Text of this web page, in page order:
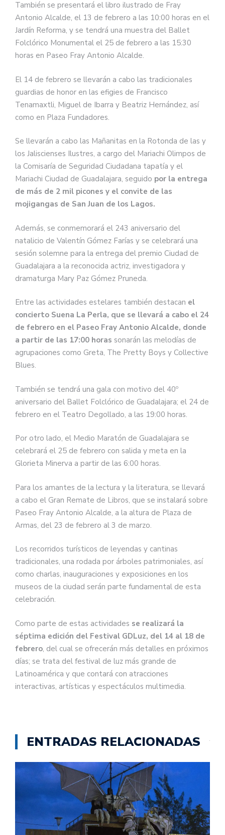
También se presentará el libro ilustrado de Fray
Antonio Alcalde, el 13 de febrero a las 10:00 horas en el
Jardín Reforma, y se tendrá una muestra del Ballet
Folclórico Monumental el 25 de febrero a las 15:30
horas en Paseo Fray Antonio Alcalde.
El 14 de febrero se llevarán a cabo las tradicionales
guardias de honor en las efigies de Francisco
Tenamaxtli, Miguel de Ibarra y Beatriz Hernández, así
como en Plaza Fundadores.
Se llevarán a cabo las Mañanitas en la Rotonda de las y
los Jaliscienses Ilustres, a cargo del Mariachi Olimpos de
la Comisaría de Seguridad Ciudadana tapatía y el
Mariachi Ciudad de Guadalajara, seguido por la entrega
de más de 2 mil picones y el convite de las
mojigangas de San Juan de los Lagos.
Además, se conmemorará el 243 aniversario del
natalicio de Valentín Gómez Farías y se celebrará una
sesión solemne para la entrega del premio Ciudad de
Guadalajara a la reconocida actriz, investigadora y
dramaturga Mary Paz Gómez Pruneda.
Entre las actividades estelares también destacan el
concierto Suena La Perla, que se llevará a cabo el 24
de febrero en el Paseo Fray Antonio Alcalde, donde
a partir de las 17:00 horas sonarán las melodías de
agrupaciones como Greta, The Pretty Boys y Collective
Blues.
También se tendrá una gala con motivo del 40º
aniversario del Ballet Folclórico de Guadalajara; el 24 de
febrero en el Teatro Degollado, a las 19:00 horas.
Por otro lado, el Medio Maratón de Guadalajara se
celebrará el 25 de febrero con salida y meta en la
Glorieta Minerva a partir de las 6:00 horas.
Para los amantes de la lectura y la literatura, se llevará
a cabo el Gran Remate de Libros, que se instalará sobre
Paseo Fray Antonio Alcalde, a la altura de Plaza de
Armas, del 23 de febrero al 3 de marzo.
Los recorridos turísticos de leyendas y cantinas
tradicionales, una rodada por árboles patrimoniales, así
como charlas, inauguraciones y exposiciones en los
museos de la ciudad serán parte fundamental de esta
celebración.
Como parte de estas actividades se realizará la
séptima edición del Festival GDLuz, del 14 al 18 de
febrero, del cual se ofrecerán más detalles en próximos
días; se trata del festival de luz más grande de
Latinoamérica y que contará con atracciones
interactivas, artísticas y espectáculos multimedia.
ENTRADAS RELACIONADAS